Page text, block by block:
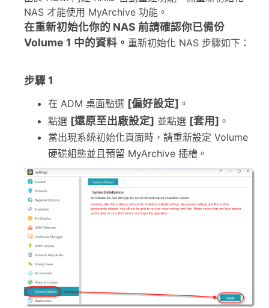
NAS 才能使用 MyArchive 功能。
在重新初始化你的 NAS 前請確認你已備份
Volume 1 中的資料。 重新初始化 NAS 步驟如下：
步驟 1
在 ADM 桌面點選 [偏好設定] 。
點選 [還原至出廠設定] 並點選 [套用] 。
當出現系統初始化頁面時，請重新設定 Volume
硬碟組態並且預留 MyArchive 插槽。